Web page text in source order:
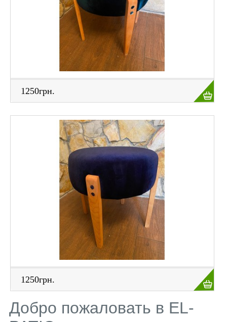
1250грн.
1250грн.
Добро пожаловать в EL-